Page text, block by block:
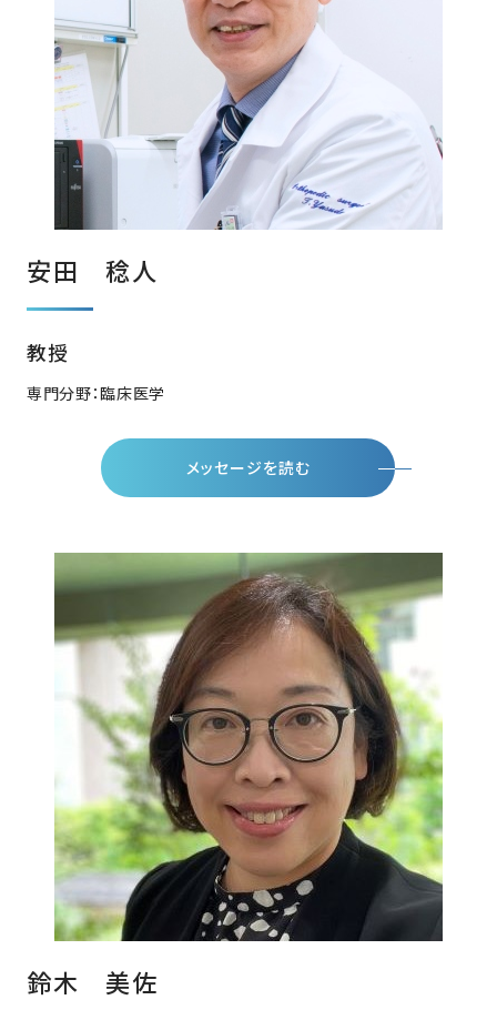
安田 稔人
教授
専門分野：臨床医学
メッセージを読む
鈴木 美佐